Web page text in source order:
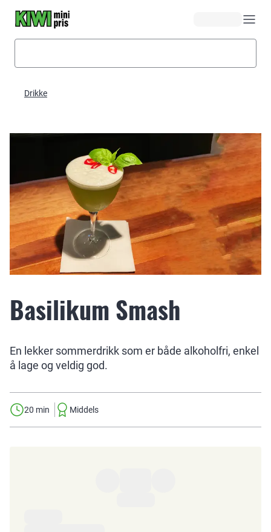
Drikke
Basilikum Smash
En lekker sommerdrikk som er både alkoholfri, enkel
å lage og veldig god.
20 min Middels